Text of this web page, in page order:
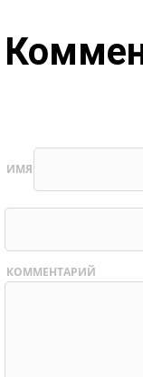
ИМЯ
КОММЕНТАРИЙ